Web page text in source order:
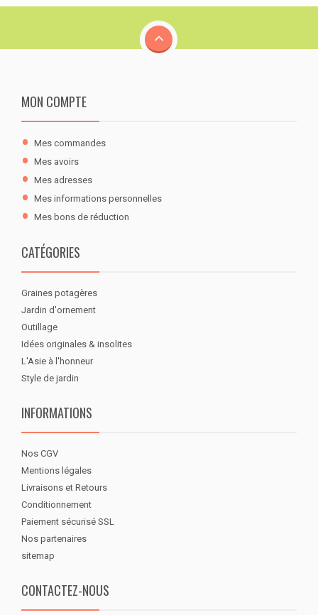
MON COMPTE
Mes commandes
Mes avoirs
Mes adresses
Mes informations personnelles
Mes bons de réduction
CATÉGORIES
Graines potagères
Jardin d'ornement
Outillage
Idées originales & insolites
L'Asie à l'honneur
Style de jardin
INFORMATIONS
Nos CGV
Mentions légales
Livraisons et Retours
Conditionnement
Paiement sécurisé SSL
Nos partenaires
sitemap
CONTACTEZ-NOUS